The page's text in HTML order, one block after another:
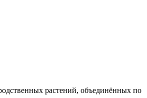
растений, объединённых по